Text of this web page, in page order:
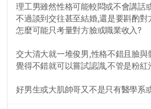
理工男雖然性格可能較悶或不會講話
不過談到交往甚至結婚,還是要斟酌
怎麼可能只考量對方臉或職業收入?
交大清大就一堆俊男,性格不錯且臉與
覺得不錯就可以嘗試認識,不管是粉紅
好男生或大肌帥哥又不是只有醫學系